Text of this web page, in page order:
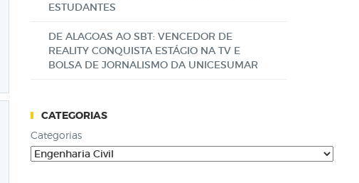
ESTUDANTES
DE ALAGOAS AO SBT: VENCEDOR DE
REALITY CONQUISTA ESTÁGIO NA TV E
BOLSA DE JORNALISMO DA UNICESUMAR
CATEGORIAS
Categorias